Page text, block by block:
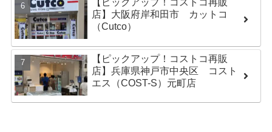
店】大阪府岸和田市 カットコ
（Cutco）
【ピックアップ！コストコ再販
店】兵庫県神戸市中央区 コスト
エス（COST-S）元町店